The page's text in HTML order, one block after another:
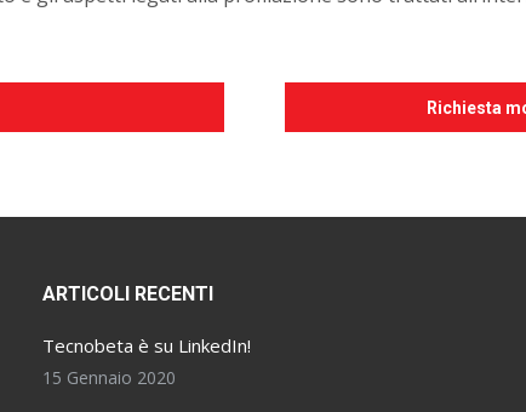
Richiesta
ARTICOLI RECENTI
Tecnobeta è su LinkedIn!
15 Gennaio 2020